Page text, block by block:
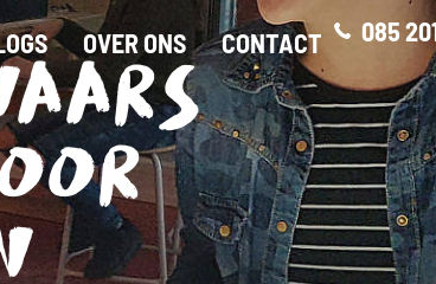
OVER ONS CONTACT 085